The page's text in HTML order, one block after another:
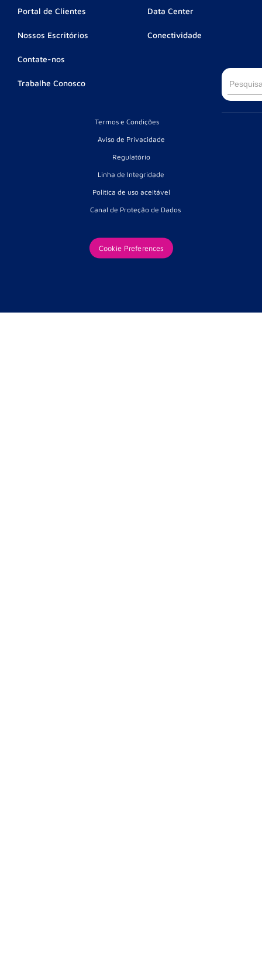
Portal de Clientes
Nossos Escritórios
Contate-nos
Trabalhe Conosco
Data Center
Conectividade
for:
Termos e Condições
Aviso de Privacidade
Regulatório
Linha de Integridade
Política de uso aceitável
Canal de Proteção de Dados
Cookie Preferences